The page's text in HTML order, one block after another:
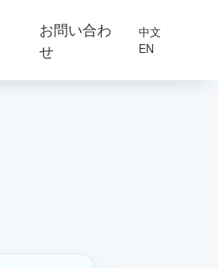
お問い合わ
せ
中文
EN